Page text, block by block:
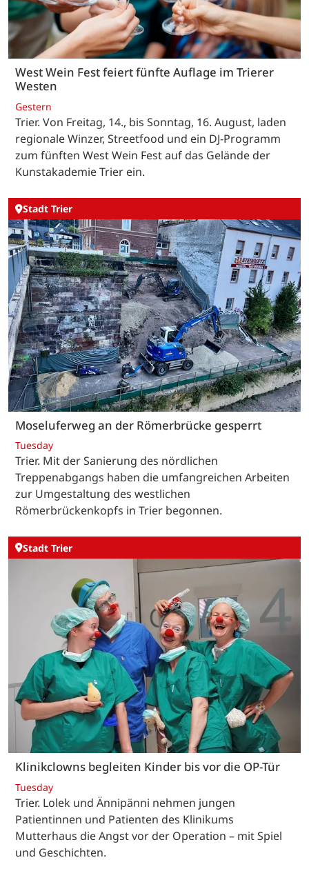
West Wein Fest feiert fünfte Auflage im Trierer
Westen
Gestern
Trier. Von Freitag, 14., bis Sonntag, 16. August, laden
regionale Winzer, Streetfood und ein DJ-Programm
zum fünften West Wein Fest auf das Gelände der
Kunstakademie Trier ein.
Stadt Trier
Moseluferweg an der Römerbrücke gesperrt
Tuesday
Trier. Mit der Sanierung des nördlichen
Treppenabgangs haben die umfangreichen Arbeiten
zur Umgestaltung des westlichen
Römerbrückenkopfs in Trier begonnen.
Stadt Trier
Klinikclowns begleiten Kinder bis vor die OP-Tür
Tuesday
Trier. Lolek und Ännipänni nehmen jungen
Patientinnen und Patienten des Klinikums
Mutterhaus die Angst vor der Operation – mit Spiel
und Geschichten.